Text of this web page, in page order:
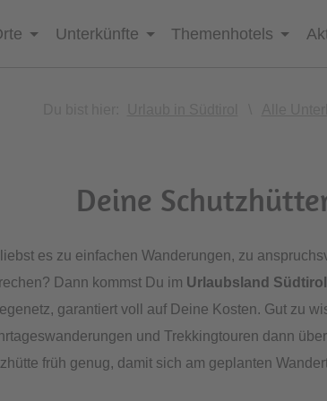
Unterkünfte Themenhotels
Deine
es zu einfachen Wanderungen, zu
Dann kommst Du im Urlaubsland Südtirol
garantiert voll auf Deine Kosten. Gut zu
und Trekkingtouren dann
früh genug, damit sich am geplanten